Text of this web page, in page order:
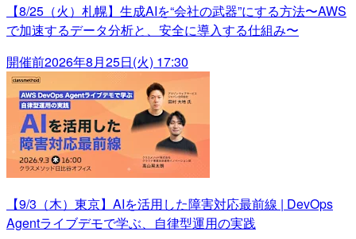
【8/25（火）札幌】生成AIを“会社の武器”にする方法〜AWS
で加速するデータ分析と、安全に導入する仕組み〜
開催前2026年8月25日(火) 17:30
【9/3（木）東京】AIを活用した障害対応最前線 | DevOps
Agentライブデモで学ぶ、自律型運用の実践